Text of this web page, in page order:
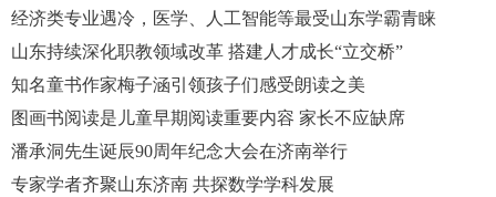
经济类专业遇冷，医学、人工智能等最受山东学霸青睐
山东持续深化职教领域改革 搭建人才成长“立交桥”
知名童书作家梅子涵引领孩子们感受朗读之美
图画书阅读是儿童早期阅读重要内容 家长不应缺席
潘承洞先生诞辰90周年纪念大会在济南举行
专家学者齐聚山东济南 共探数学学科发展